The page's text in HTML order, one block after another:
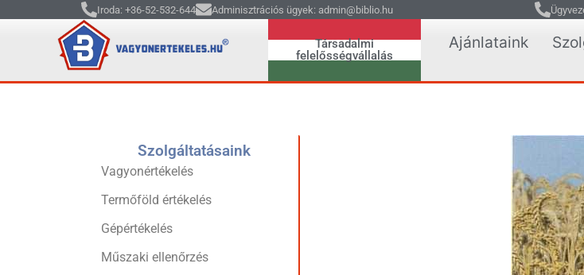
Iroda: +36-52-532-644 Adminisztrációs ügyek: admin@biblio.hu
Társadalmi
felelősségvállalás
Ajánlataink
Szolgáltatásaink
Vagyonértékelés
Termőföld értékelés
Gépértékelés
Műszaki ellenőrzés